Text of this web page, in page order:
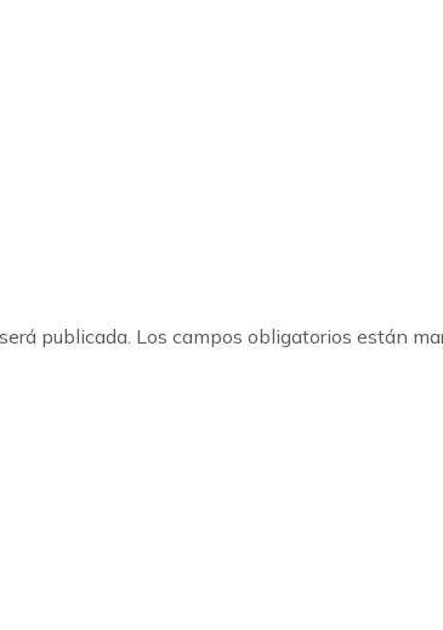
publicada. Los campos obligatorios están